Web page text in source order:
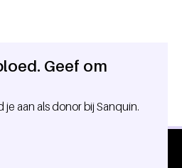
Geef om
je aan als donor bij Sanquin.